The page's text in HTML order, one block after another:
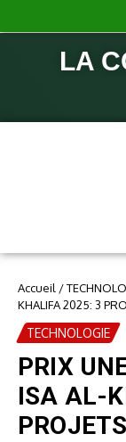
LA
Accueil /
KHALIFA 2025: 3
TECHNOLOGIE
PRIX
ISA AL-